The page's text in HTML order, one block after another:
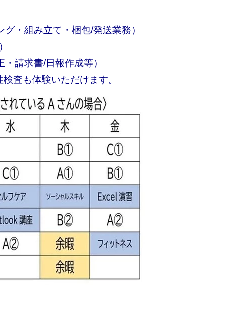
・組み立て・梱包/発送業務）
請求書/日報作成等）
査も体験いただけます。